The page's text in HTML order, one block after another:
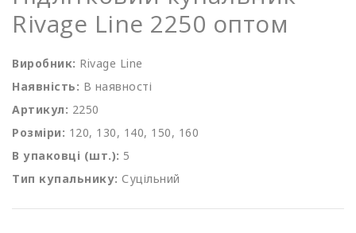
Rivage Line 2250 оптом
Виробник: Rivage Line
Наявність: В наявності
Артикул: 2250
Розміри: 120, 130, 140, 150, 160
В упаковці (шт.): 5
Тип купальнику: Суцільний